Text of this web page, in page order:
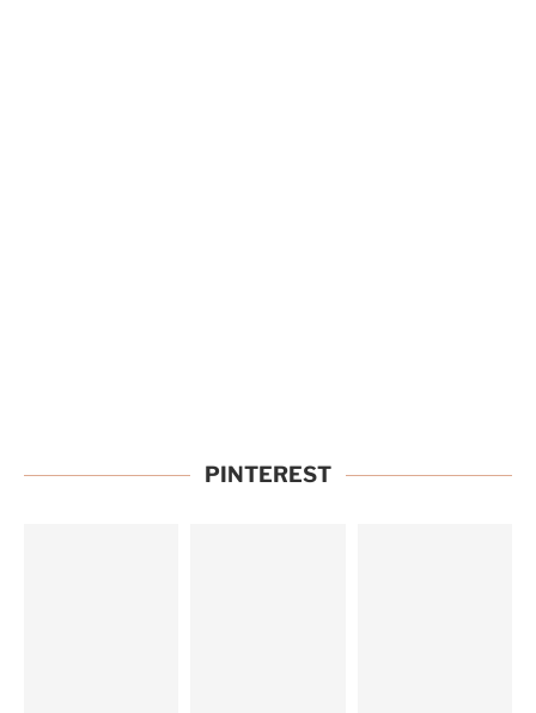
PINTEREST